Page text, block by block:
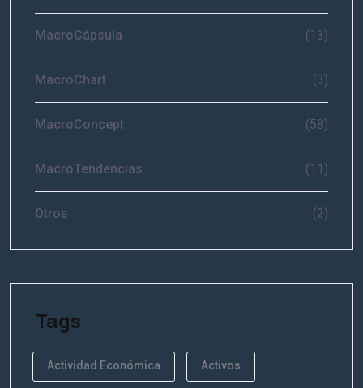
MacroCápsula (13)
MacroChart (3)
MacroConcept (58)
MacroTendencias (11)
Otros (2)
Tags
Actividad Económica Activos